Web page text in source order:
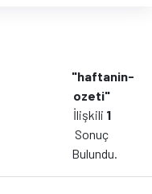
"haftanin-
ozeti"
İlişkili 1
Sonuç
Bulundu.